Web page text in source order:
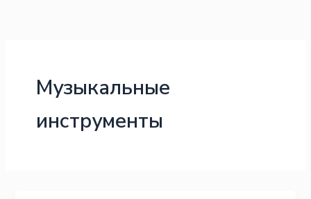
Музыкальные
инструменты